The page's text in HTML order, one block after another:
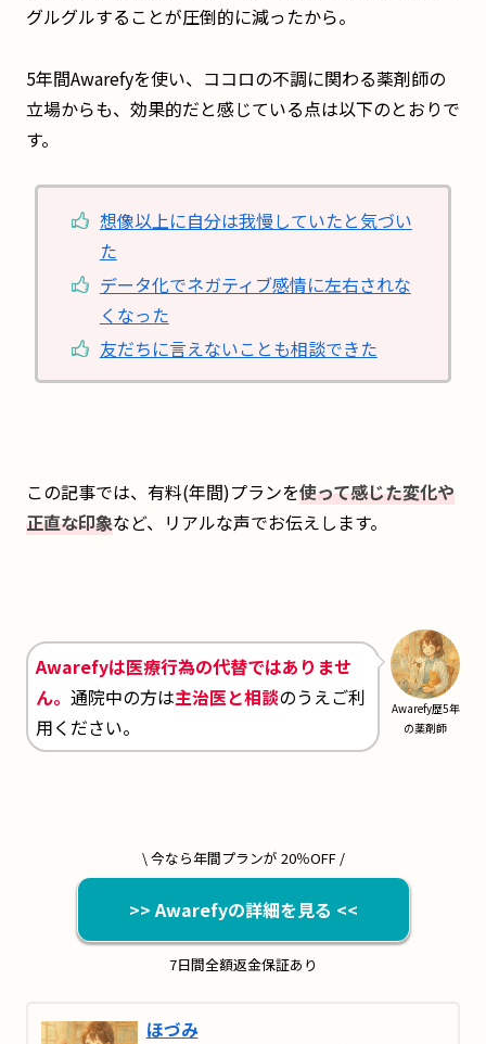
グルグルすることが圧倒的に減ったから。
5年間Awarefyを使い、ココロの不調に関わる薬剤師の
立場からも、効果的だと感じている点は以下のとおりで
す。
想像以上に自分は我慢していたと気づい
た
データ化でネガティブ感情に左右されな
くなった
友だちに言えないことも相談できた
この記事では、有料(年間)プランを使って感じた変化や
正直な印象など、リアルな声でお伝えします。
Awarefy歴5年
の薬剤師
Awarefyは医療行為の代替ではありませ
ん。 通院中の方は主治医と相談のうえご利
用ください。
\ 今なら年間プランが 20％OFF /
>> Awarefyの詳細を見る <<
7日間全額返金保証あり
ほづみ